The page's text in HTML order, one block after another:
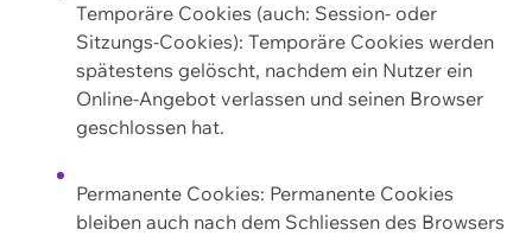
Temporäre Cookies (auch: Session- oder
Sitzungs-Cookies): Temporäre Cookies werden
spätestens gelöscht, nachdem ein Nutzer ein
Online-Angebot verlassen und seinen Browser
geschlossen hat.
Permanente Cookies: Permanente Cookies
bleiben auch nach dem Schliessen des Browsers